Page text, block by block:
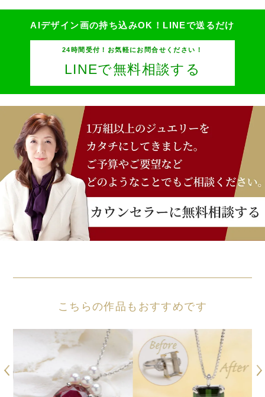
AIデザイン画の持ち込みOK！ LINEで送るだけ
24時間受付！お気軽にお問合せください！
LINEで無料相談する
こちらの作品もおすすめです